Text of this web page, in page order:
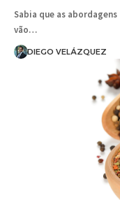
Sabia que as
vão…
DIEGO VELÁZQUEZ